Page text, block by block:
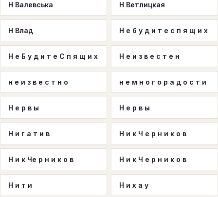
Н Валевська Н Ветлицкая
Н Влад Н е б у д и т е с п я щ и х
Н е Б у д и т е С п я щ и х Н е и з в е с т е н
н е и з в е с т н о н е м н о г о р а д о с т и
Н е р в ы Н е р в ы
Н и г а т и в Н и к Ч е р н и к о в
Н и к Че р н и к о в Н и к Ч е р н и к о в
Н и т и Н и х а у